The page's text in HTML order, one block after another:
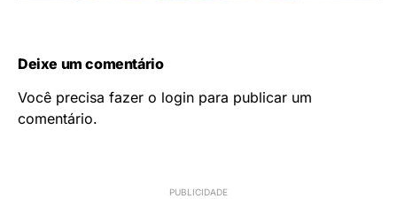
Deixe um comentário
Você precisa fazer o login para publicar um
comentário.